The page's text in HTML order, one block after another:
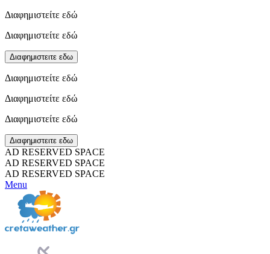
Διαφημιστείτε εδώ
Διαφημιστείτε εδώ
Διαφημιστειτε εδω
Διαφημιστείτε εδώ
Διαφημιστείτε εδώ
Διαφημιστείτε εδώ
Διαφημιστειτε εδω
AD RESERVED SPACE
AD RESERVED SPACE
AD RESERVED SPACE
Menu